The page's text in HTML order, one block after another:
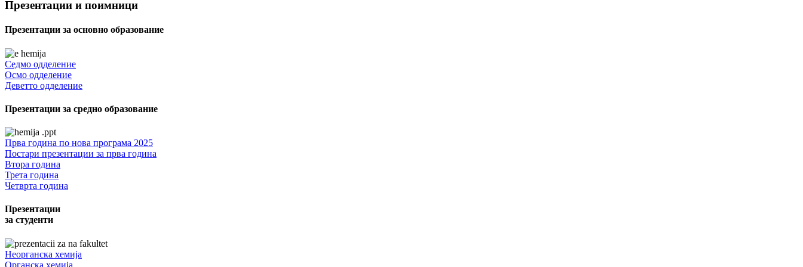
Презентации и поимници
Презентации за основно образование
Седмо одделение
Осмо одделение
Деветто одделение
Презентации за средно образование
Прва година по нова програма 2025
Постари презентации за прва година
Втора година
Трета година
Четврта година
Презентации
за студенти
Неорганска хемија
Органска хемија